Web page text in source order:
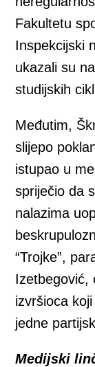
Fakultetu
Inspekcijski
ukazali su
studijskih
Međutim,
slijepo
istupao u
spriječio da
nalazima
“Trojke”,
Izetbegović,
izvršioca
jedne
Medijski